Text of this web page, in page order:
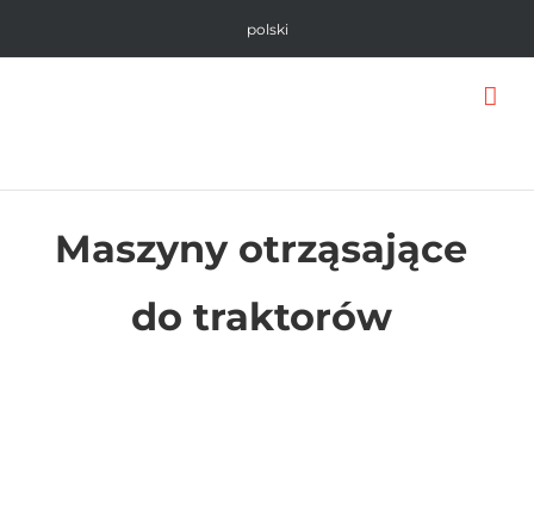
polski
Maszyny otrząsające
do traktorów